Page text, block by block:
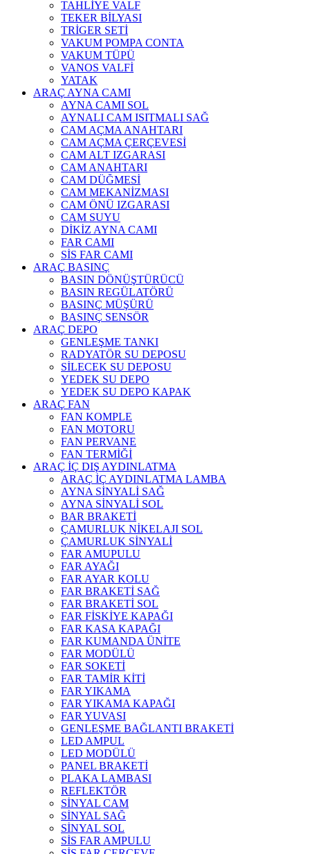
TAHLİYE VALF
TEKER BİLYASI
TRİGER SETİ
VAKUM POMPA CONTA
VAKUM TÜPÜ
VANOS VALFİ
YATAK
ARAÇ AYNA CAMI
AYNA CAMI SOL
AYNALI CAM ISITMALI SAĞ
CAM AÇMA ANAHTARI
CAM AÇMA ÇERÇEVESİ
CAM ALT IZGARASI
CAM ANAHTARI
CAM DÜĞMESİ
CAM MEKANİZMASI
CAM ÖNÜ IZGARASI
CAM SUYU
DİKİZ AYNA CAMI
FAR CAMI
SİS FAR CAMI
ARAÇ BASINÇ
BASIN DÖNÜŞTÜRÜCÜ
BASIN REGÜLATÖRÜ
BASINÇ MÜŞÜRÜ
BASINÇ SENSÖR
ARAÇ DEPO
GENLEŞME TANKI
RADYATÖR SU DEPOSU
SİLECEK SU DEPOSU
YEDEK SU DEPO
YEDEK SU DEPO KAPAK
ARAÇ FAN
FAN KOMPLE
FAN MOTORU
FAN PERVANE
FAN TERMİĞİ
ARAÇ İÇ DIŞ AYDINLATMA
ARAÇ İÇ AYDINLATMA LAMBA
AYNA SİNYALİ SAĞ
AYNA SİNYALİ SOL
BAR BRAKETİ
ÇAMURLUK NİKELAJI SOL
ÇAMURLUK SİNYALİ
FAR AMUPULU
FAR AYAĞI
FAR AYAR KOLU
FAR BRAKETİ SAĞ
FAR BRAKETİ SOL
FAR FİSKİYE KAPAĞI
FAR KASA KAPAĞI
FAR KUMANDA ÜNİTE
FAR MODÜLÜ
FAR SOKETİ
FAR TAMİR KİTİ
FAR YIKAMA
FAR YIKAMA KAPAĞI
FAR YUVASI
GENLEŞME BAĞLANTI BRAKETİ
LED AMPUL
LED MODÜLÜ
PANEL BRAKETİ
PLAKA LAMBASI
REFLEKTÖR
SİNYAL CAM
SİNYAL SAĞ
SİNYAL SOL
SİS FAR AMPULU